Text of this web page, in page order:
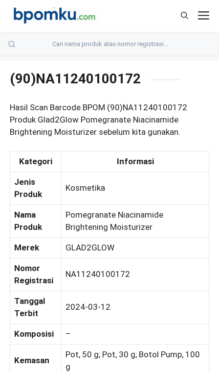
Skip
(90)NA11240100172
Hasil Scan Barcode BPOM (90)NA11240100172
Produk Glad2Glow Pomegranate Niacinamide
Brightening Moisturizer sebelum kita gunakan.
Kategori Informasi
Jenis
Produk
Kosmetika
Nama
Produk
Pomegranate Niacinamide
Brightening Moisturizer
Merek GLAD2GLOW
Nomor
Registrasi
NA11240100172
Tanggal
Terbit
2024-03-12
Komposisi –
Kemasan
Pot, 50 g; Pot, 30 g; Botol Pump, 100
g